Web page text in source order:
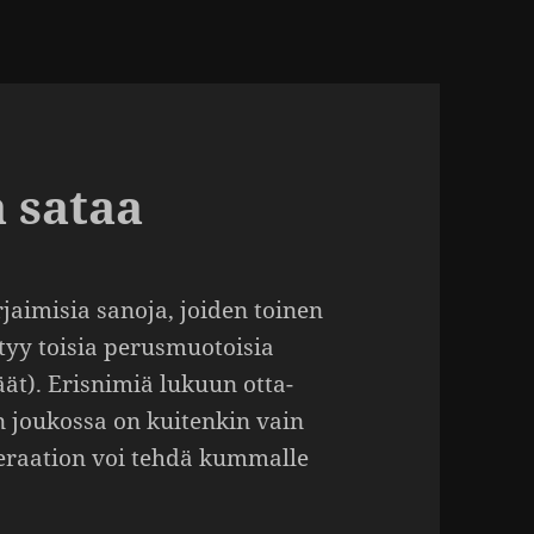
sanoja, joiden toinen
toisia perus­muo­toisia
Eris­nimiä lukuun otta­
on kuitenkin vain
voi tehdä kummalle